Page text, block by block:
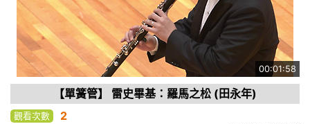
00:01:58
【單簧管】 雷史畢基：羅馬之松 (田永年)
觀看次數 2